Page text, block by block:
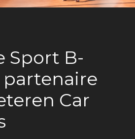
Sport B-
partenaire
Car